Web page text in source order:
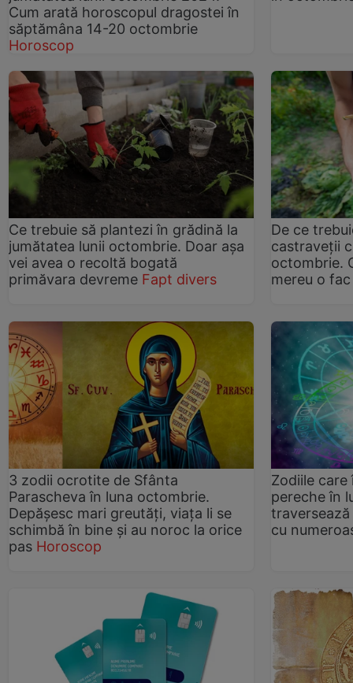
Cum arată horoscopul dragostei în
săptămâna 14-20 octombrie
Horoscop
Ce trebuie să plantezi în grădină la
jumătatea lunii octombrie. Doar așa
vei avea o recoltă bogată
primăvara devreme Fapt divers
De ce
castraveții
octombrie.
mereu o fac
3 zodii ocrotite de Sfânta
Parascheva în luna octombrie.
Depășesc mari greutăți, viața li se
schimbă în bine și au noroc la orice
pas Horoscop
Zodiile
pereche în
cu